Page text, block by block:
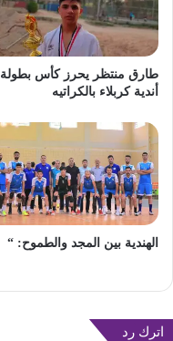
طارق منتظر يحرز كأس بطولة
أندية كربلاء بالكراتيه
الهندية بين المجد والطموح: “
اترك رد